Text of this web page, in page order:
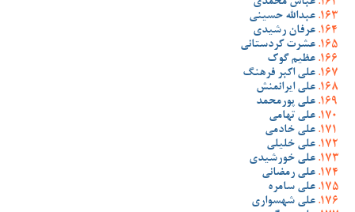
عباس محمدی
عبدالله حسینی
عرفان رشیدی
عشرت کردستانی
عظیم گوک
علی اکبر فرهنگ
علی ایرانمنش
علی پورمحمد
علی تهامی
علی خادمی
علی خلیلی
علی خورشیدی
علی رمضانی
علی سامره
علی شهسواری